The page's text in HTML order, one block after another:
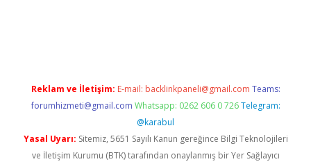
Reklam ve İletişim: E-mail: backlinkpaneli@gmail.com Teams:
forumhizmeti@gmail.com Whatsapp: 0262 606 0 726 Telegram:
@karabul
Yasal Uyarı: Sitemiz, 5651 Sayılı Kanun gereğince Bilgi Teknolojileri
ve İletişim Kurumu (BTK) tarafından onaylanmış bir Yer Sağlayıcı